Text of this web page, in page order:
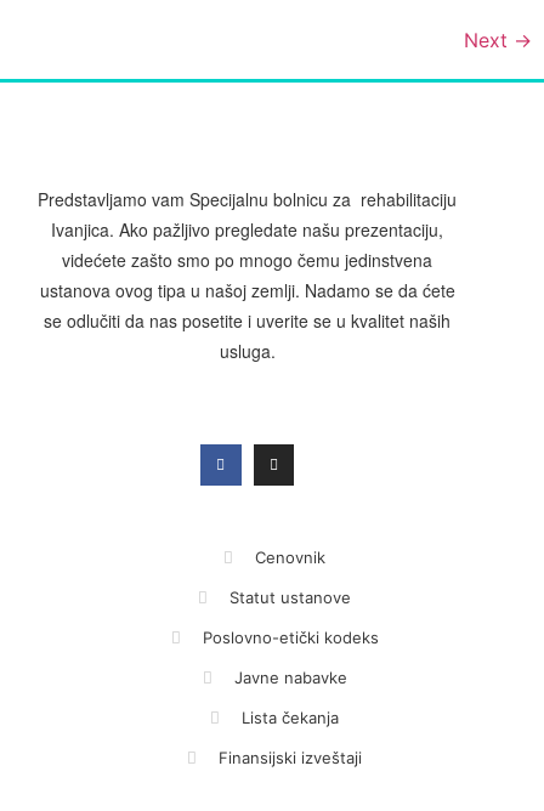
Next →
Predstavljamo vam Specijalnu bolnicu za rehabilitaciju
Ivanjica. Ako pažljivo pregledate našu prezentaciju,
videćete zašto smo po mnogo čemu jedinstvena
ustanova ovog tipa u našoj zemlji. Nadamo se da ćete
se odlučiti da nas posetite i uverite se u kvalitet naših
usluga.
Cenovnik
Statut ustanove
Poslovno-etički kodeks
Javne nabavke
Lista čekanja
Finansijski izveštaji